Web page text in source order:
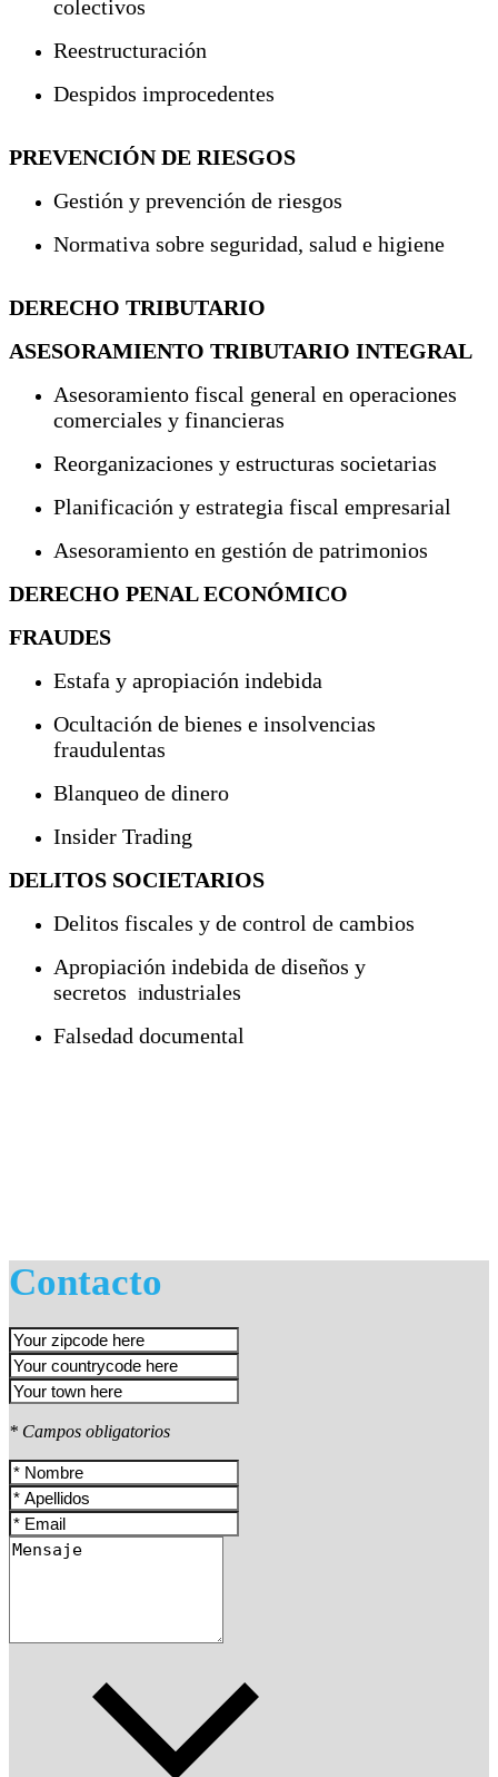
colectivos
Reestructuración
Despidos improcedentes
PREVENCIÓN DE RIESGOS
Gestión y prevención de riesgos
Normativa sobre seguridad, salud e higiene
DERECHO TRIBUTARIO
ASESORAMIENTO TRIBUTARIO INTEGRAL
Asesoramiento fiscal general en operaciones
comerciales y financieras
Reorganizaciones y estructuras societarias
Planificación y estrategia fiscal empresarial
Asesoramiento en gestión de patrimonios
DERECHO PENAL ECONÓMICO
FRAUDES
Estafa y apropiación indebida
Ocultación de bienes e insolvencias
fraudulentas
Blanqueo de dinero
Insider Trading
DELITOS SOCIETARIOS
Delitos fiscales y de control de cambios
Apropiación indebida de diseños y
secretos
industriales
Falsedad documental
Contacto
* Campos obligatorios